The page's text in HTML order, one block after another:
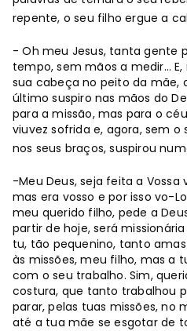
repente, o seu filho ergue a
- Oh meu Jesus, tanta gente
tempo, sem mãos a medir…
sua cabeça no peito da mãe,
último suspiro nas mãos do
para a missão, mas para o
viuvez sofrida e, agora, sem
nos seus braços, suspirou
-Meu Deus, seja feita a Vossa
mas era vosso e por isso vo-
meu querido filho, pede a
partir de hoje, será
tu, tão pequenino, tanto
às missões, meu filho, mas a
com o seu trabalho. Sim,
costura, que tanto trabalhou
parar, pelas tuas missões, no
até a tua mãe se esgotar de